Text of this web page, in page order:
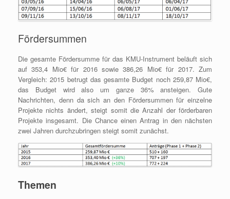
Fördersummen
Die gesamte Fördersumme für das KMU-Instrument beläuft sich
auf 353,4 Mio€ für 2016 sowie 386,26 Mio€ für 2017. Zum
Vergleich: 2015 betrugt das gesamte Budget noch 259,87 Mio€,
das Budget wird also um ganze 36% ansteigen. Gute
Nachrichten, denn da sich an den Fördersummen für einzelne
Projekte nichts ändert, steigt somit die Anzahl der förderbaren
Projekte insgesamt. Die Chance einen Antrag in den nächsten
zwei Jahren durchzubringen steigt somit zunächst.
Themen